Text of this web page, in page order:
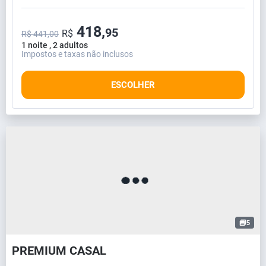
1 noite , 2 adultos
R$ 441,00 R$ 418,95
Impostos e taxas não inclusos
ESCOLHER
5
PREMIUM CASAL